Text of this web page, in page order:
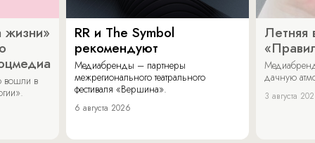
жизни»
вошли в
RR и The Symbol
рекомендуют
Медиабренды – партнеры
межрегионального театрального
фестиваля «Вершина».
6 августа 2026
Летняя
дачную
3 августа